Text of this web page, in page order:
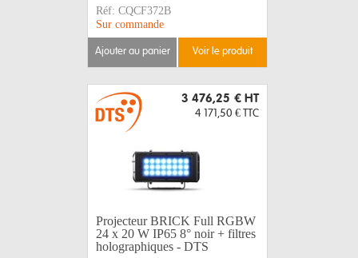
Réf: CQCF372B
Sur commande
ajouter au panier voir le produit
3 476,25 € HT
4 171,50 € TTC
Projecteur BRICK Full RGBW
24 x 20 W IP65 8° noir + filtres
holographiques - DTS